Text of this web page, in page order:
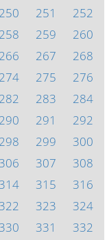
250 251
252
258 259
260
266 267
268
274 275
276
282 283
284
290 291
292
298 299
300
306 307
308
314 315
316
322 323
324
330 331
332